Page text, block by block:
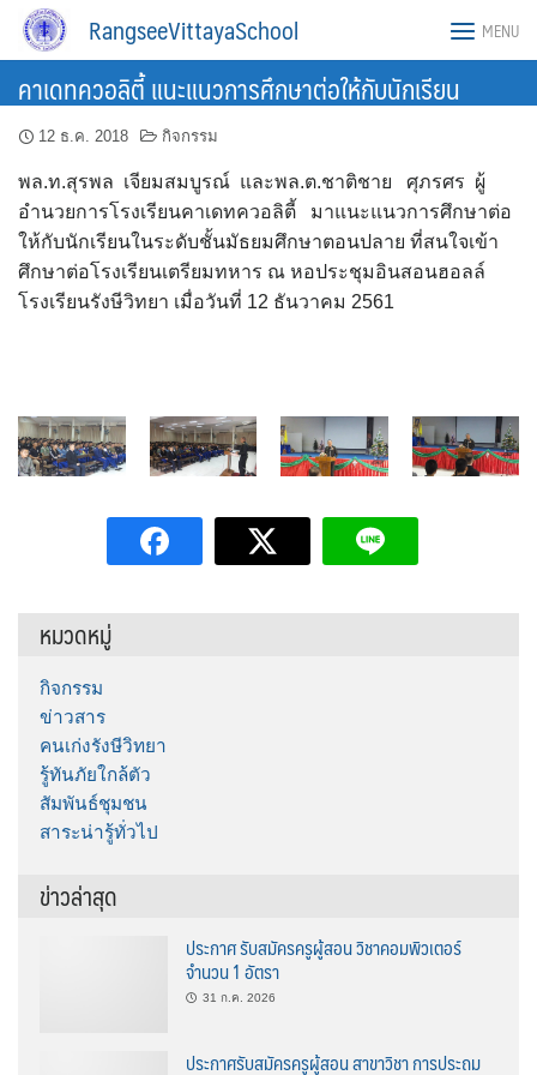
Skip
RangseeVittayaSchool MENU
คาเดทควอลิตี้ แนะแนวการศึกษาต่อให้กับนักเรียน
12 ธ.ค. 2018 กิจกรรม
พล.ท.สุรพล เจียมสมบูรณ์ และพล.ต.ชาติชาย ศุภรศร ผู้
อำนวยการโรงเรียนคาเดทควอลิตี้ มาแนะแนวการศึกษาต่อ
ให้กับนักเรียนในระดับชั้นมัธยมศึกษาตอนปลาย ที่สนใจเข้า
ศึกษาต่อโรงเรียนเตรียมทหาร ณ หอประชุมอินสอนฮอลล์
โรงเรียนรังษีวิทยา เมื่อวันที่ 12 ธันวาคม 2561
หมวดหมู่
กิจกรรม
ข่าวสาร
คนเก่งรังษีวิทยา
รู้ทันภัยใกล้ตัว
สัมพันธ์ชุมชน
สาระน่ารู้ทั่วไป
ข่าวล่าสุด
ประกาศ รับสมัครครูผู้สอน วิชาคอมพิวเตอร์
จำนวน 1 อัตรา
31 ก.ค. 2026
ประกาศรับสมัครครูผู้สอน สาขาวิชา การประถม